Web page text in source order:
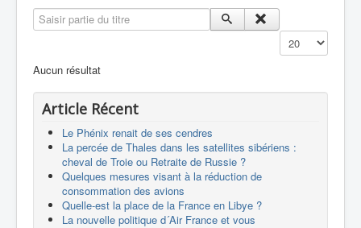
Aviation Commerciale
Europespace
Drones
Saisir partie du titre
Affichage #
Aucun résultat
Article Récent
Le Phénix renait de ses cendres
La percée de Thales dans les satellites sibériens :
cheval de Troie ou Retraite de Russie ?
Quelques mesures visant à la réduction de
consommation des avions
Quelle-est la place de la France en Libye ?
La nouvelle politique d´Air France et vous